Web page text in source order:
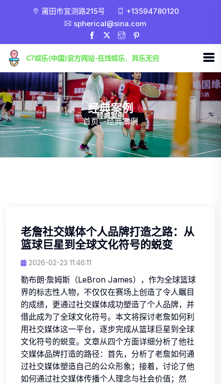
莆田市宜测路215号
+13594780120
spherical@sina.com
经典案例
首页 -经典案例
老詹社交媒体个人品牌打造之路：从
篮球巨星到全球文化符号的蜕变
2026-02-23 11:46:11
勒布朗·詹姆斯（LeBron James），作为全球篮球
界的标志性人物，不仅仅在赛场上创造了令人瞩目
的成绩，更通过社交媒体成功塑造了个人品牌，并
借此成为了全球文化符号。本文将探讨老詹如何利
用社交媒体这一平台，逐步完成从篮球巨星到全球
文化符号的蜕变。文章从四个方面详细分析了他社
交媒体品牌打造的路径：首先，分析了老詹如何通
过社交媒体塑造自己的公众形象；接着，讨论了他
如何通过社交媒体传播个人理念与社会价值；然